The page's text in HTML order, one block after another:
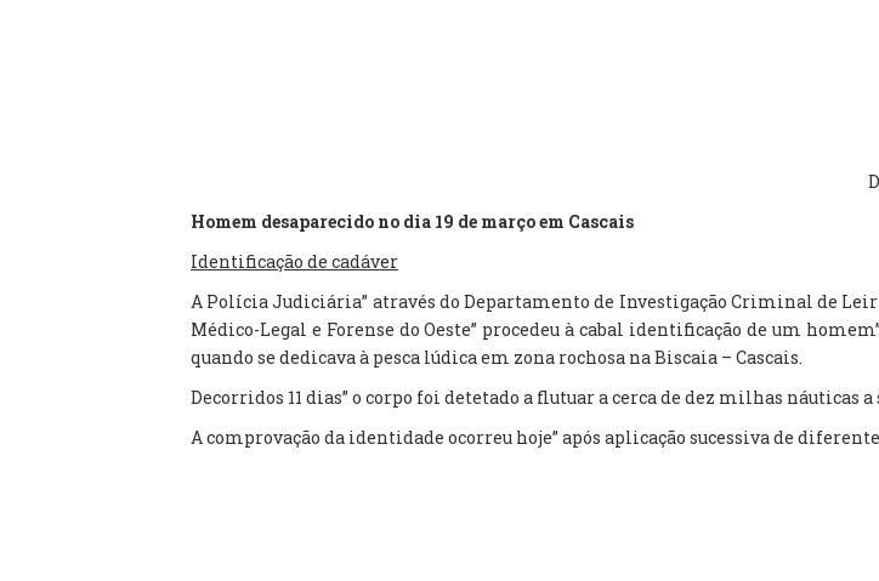
Homem desaparecido no dia 19 de março em Cascais
Identificação de cadáver
A Polícia Judiciária” através do Departamento de Investigação Criminal de
Médico-Legal e Forense do Oeste” procedeu à cabal identificação de um
quando se dedicava à pesca lúdica em zona rochosa na Biscaia – Cascais.
Decorridos 11 dias” o corpo foi detetado a flutuar a cerca de dez milhas náuticas a
A comprovação da identidade ocorreu hoje” após aplicação sucessiva de